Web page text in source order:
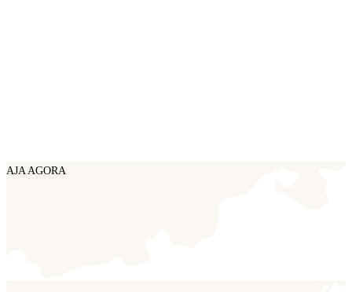
AJA AGORA